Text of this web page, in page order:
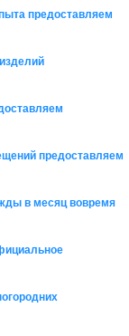
предоставляем
предоставляем
в месяц вовремя